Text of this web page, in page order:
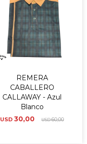
REMERA
CABALLERO
CALLAWAY - Azul
Blanco
USD 30,00 USD60,00